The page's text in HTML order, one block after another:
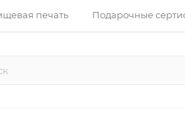
печать Подарочные